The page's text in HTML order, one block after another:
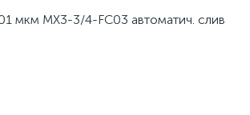
мкм MX3-3/4-FC03 автоматич. слив